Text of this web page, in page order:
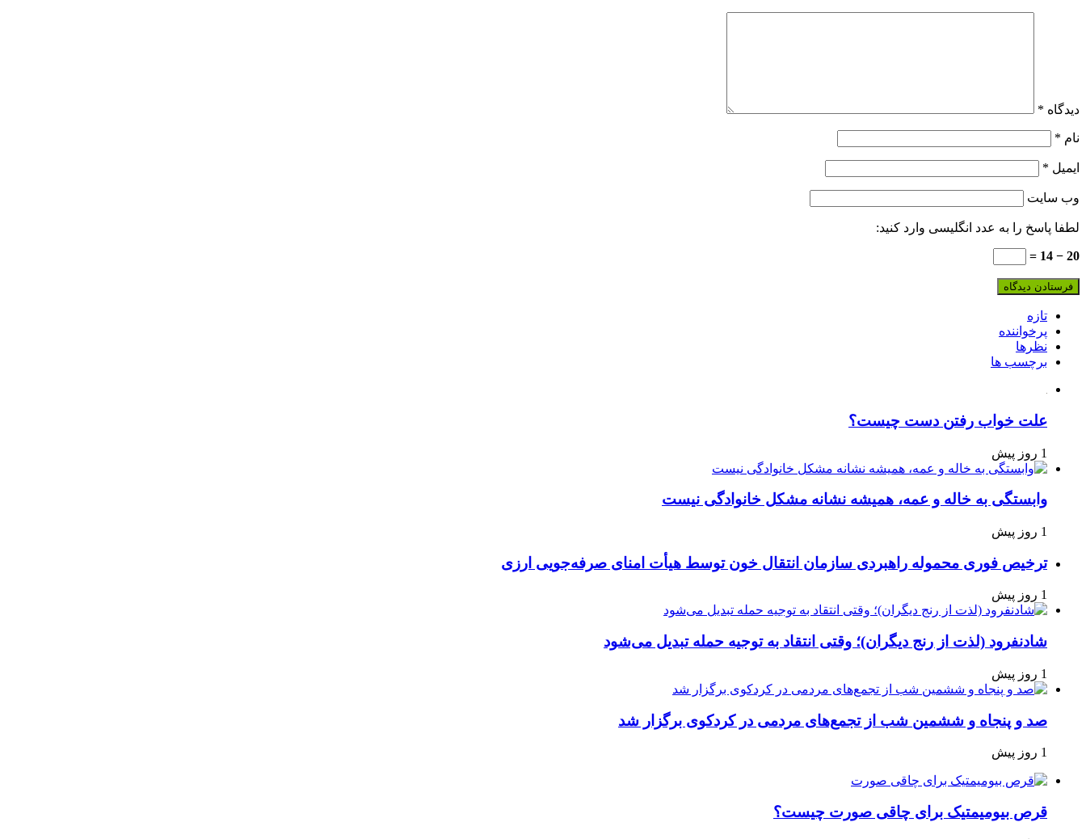
دیدگاه *
نام *
ایمیل *
وب‌ سایت
لطفا پاسخ را به عدد انگلیسی وارد کنید:
20 − 14 =
تازه
پرخواننده
نظرها
برچسب ها
علت خواب رفتن دست چیست؟
1 روز پیش
وابستگی به خاله و عمه، همیشه نشانه مشکل خانوادگی نیست
1 روز پیش
ترخیص فوری محموله راهبردی سازمان انتقال خون توسط هیأت امنای صرفه‌جویی ارزی
1 روز پیش
شادنفرود (لذت از رنج دیگران)؛ وقتی انتقاد به توجیه حمله تبدیل می‌شود
1 روز پیش
صد و پنجاه‌ و ششمین شب از تجمع‌های مردمی در کردکوی برگزار شد
1 روز پیش
قرص بیومیمتیک برای چاقی صورت چیست؟